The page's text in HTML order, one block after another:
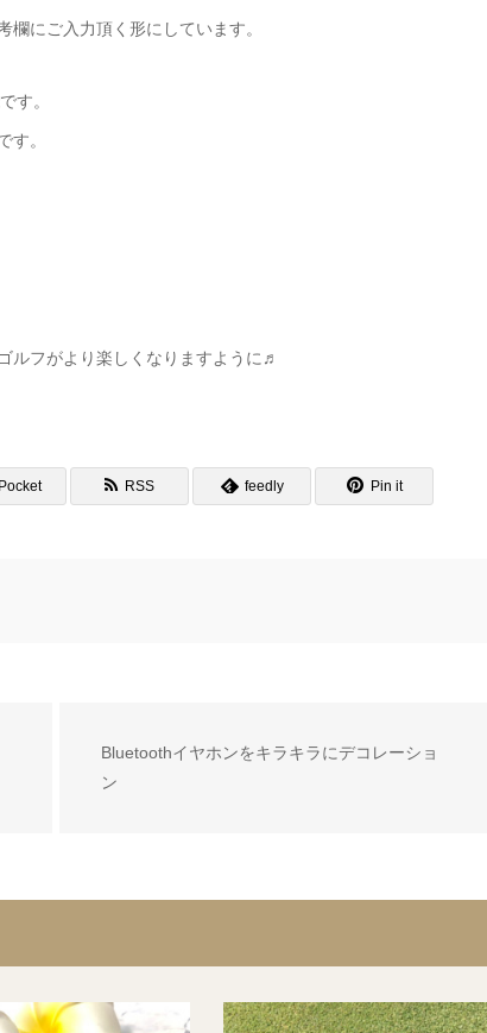
にご入力頂く形にしています。
す。
す。
ルフがより楽しくなりますように♬
Pocket RSS feedly Pin it
Bluetoothイヤホンをキラキラにデコレーショ
ン